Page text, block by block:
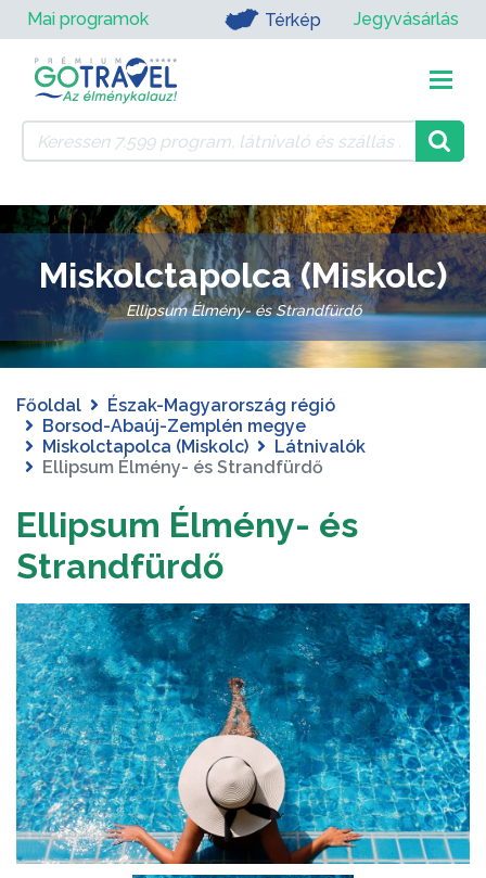
Mai programok Térkép Jegyvásárlás
Miskolctapolca (Miskolc)
Ellipsum Élmény- és Strandfürdő
Főoldal
Észak-Magyarország régió
Borsod-Abaúj-Zemplén megye
Miskolctapolca (Miskolc)
Látnivalók
Ellipsum Élmény- és Strandfürdő
Ellipsum Élmény- és
Strandfürdő